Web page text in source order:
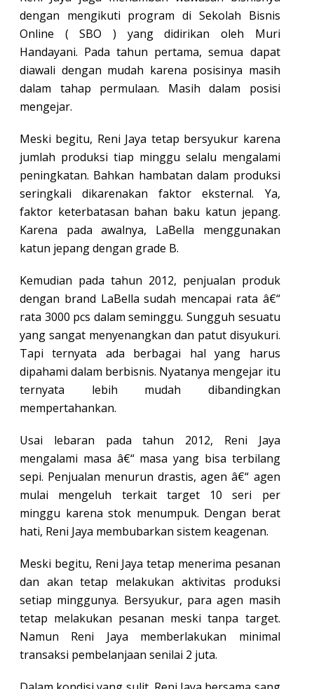
dengan mengikuti program di Sekolah Bisnis
Online ( SBO ) yang didirikan oleh Muri
Handayani. Pada tahun pertama, semua dapat
diawali dengan mudah karena posisinya masih
dalam tahap permulaan. Masih dalam posisi
mengejar.
Meski begitu, Reni Jaya tetap bersyukur karena
jumlah produksi tiap minggu selalu mengalami
peningkatan. Bahkan hambatan dalam produksi
seringkali dikarenakan faktor eksternal. Ya,
faktor keterbatasan bahan baku katun jepang.
Karena pada awalnya, LaBella menggunakan
katun jepang dengan grade B.
Kemudian pada tahun 2012, penjualan produk
dengan brand LaBella sudah mencapai rata â€“
rata 3000 pcs dalam seminggu. Sungguh sesuatu
yang sangat menyenangkan dan patut disyukuri.
Tapi ternyata ada berbagai hal yang harus
dipahami dalam berbisnis. Nyatanya mengejar itu
ternyata lebih mudah dibandingkan
mempertahankan.
Usai lebaran pada tahun 2012, Reni Jaya
mengalami masa â€“ masa yang bisa terbilang
sepi. Penjualan menurun drastis, agen â€“ agen
mulai mengeluh terkait target 10 seri per
minggu karena stok menumpuk. Dengan berat
hati, Reni Jaya membubarkan sistem keagenan.
Meski begitu, Reni Jaya tetap menerima pesanan
dan akan tetap melakukan aktivitas produksi
setiap minggunya. Bersyukur, para agen masih
tetap melakukan pesanan meski tanpa target.
Namun Reni Jaya memberlakukan minimal
transaksi pembelanjaan senilai 2 juta.